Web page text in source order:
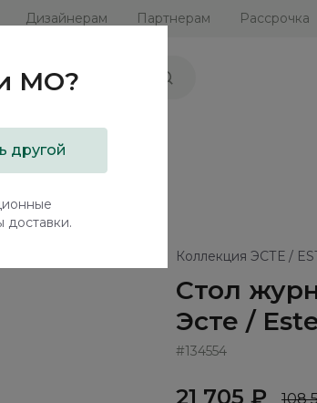
Дизайнерам Партнерам Рассрочка
Коллекция ЭСТЕ /
Стол
Эсте /
#134554
21 705 ₽ 108
МО?
другой
доставки.